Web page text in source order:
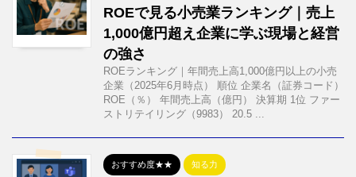
ROEで見る小売業ランキング｜売上
1,000億円超え企業に学ぶ現場と経営
の強さ
ROEランキング｜年間売上高1,000億円以上の小売
企業（2025年6月時点） 順位 企業名（証券コード）
ROE（％） 年間売上高（億円） 決算期 1位 ファー
ストリテイリング（9983） 20.5 ...
おすすめ度★★ 知る力